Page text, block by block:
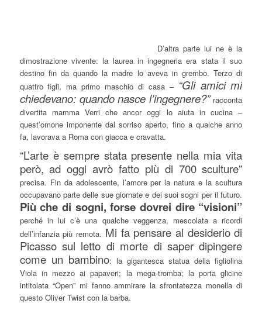
D’altra parte lui ne è la
dimostrazione vivente: la laurea in ingegneria era stata il suo
destino fin da quando la madre lo aveva in grembo. Terzo di
quattro figli, ma primo maschio di casa – “Gli amici mi
chiedevano: quando nasce l’ingegnere?”racconta
divertita mamma Verri che ancor oggi lo aiuta in cucina –
quest’omone imponente dal sorriso aperto, fino a qualche anno
fa, lavorava a Roma con giacca e cravatta.
“L’arte è sempre stata presente nella mia vita
però, ad oggi avrò fatto più di 700 sculture”
precisa. Fin da adolescente, l’amore per la natura e la scultura
occupavano parte delle sue giornate e dei suoi sogni per il futuro.
Più che di sogni, forse dovrei dire “visioni”
perché in lui c’è una qualche veggenza, mescolata a ricordi
dell’infanzia più remota. Mi fa pensare al desiderio di
Picasso sul letto di morte di saper dipingere
come un bambino: la gigantesca statua della figliolina
Viola in mezzo ai papaveri; la mega-tromba; la porta glicine
intitolata “Open” mi fanno ammirare la sfrontatezza monella di
questo Oliver Twist con la barba.